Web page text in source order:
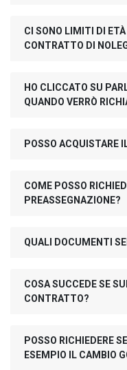
CI SONO LIMITI DI
CONTRATTO DI
HO CLICCATO SU
QUANDO VERRÒ
POSSO ACQUISTARE
COME POSSO
PREASSEGNAZIONE?
QUALI DOCUMENTI
COSA SUCCEDE SE
CONTRATTO?
POSSO RICHIEDERE
ESEMPIO IL CAMBIO